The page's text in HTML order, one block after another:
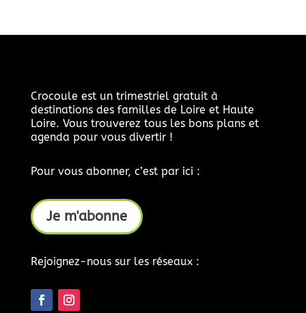
Crocoule est un trimestriel gratuit à
destinations des familles de Loire et Haute
Loire. Vous trouverez tous les bons plans et
agenda pour vous divertir !
Pour vous abonner, c’est par ici :
Je m'abonne
Rejoignez-nous sur les réseaux :